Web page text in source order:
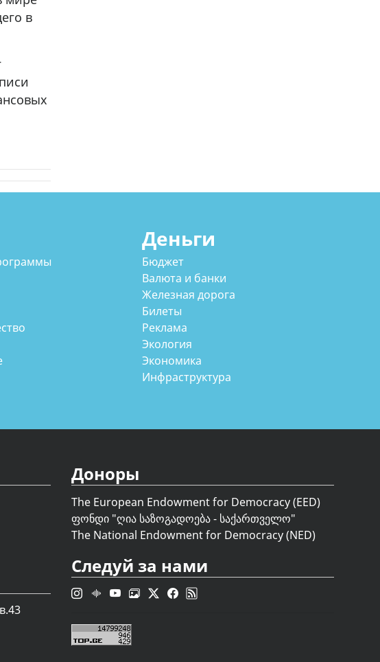
в
Деньги
Бюджет
Валюта и банки
Железная дорога
Билеты
Реклама
Экология
Экономика
Инфраструктура
Доноры
The European Endowment for Democracy (EED)
ფონდი "ღია საზოგადოება - საქართველო"
The National Endowment for Democracy (NED)
Следуй за нами